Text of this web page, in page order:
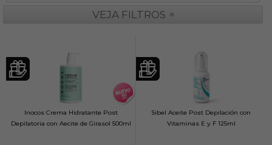
VEJA FILTROS »
Inocos Crema Hidratante Post
Depilatoria con Aecite de Girasol 500ml
Sibel Aceite Post Depilación con
Vitaminas E y F 125ml